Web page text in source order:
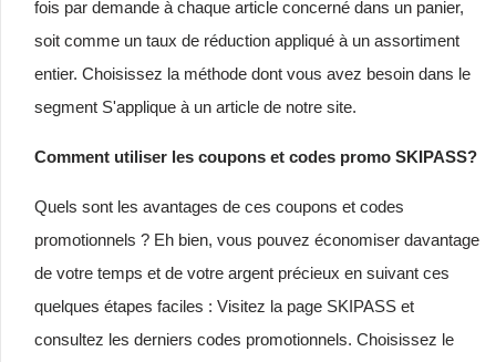
fois par demande à chaque article concerné dans un panier,
soit comme un taux de réduction appliqué à un assortiment
entier. Choisissez la méthode dont vous avez besoin dans le
segment S'applique à un article de notre site.
Comment utiliser les coupons et codes promo SKIPASS?
Quels sont les avantages de ces coupons et codes
promotionnels ? Eh bien, vous pouvez économiser davantage
de votre temps et de votre argent précieux en suivant ces
quelques étapes faciles : Visitez la page SKIPASS et
consultez les derniers codes promotionnels. Choisissez le